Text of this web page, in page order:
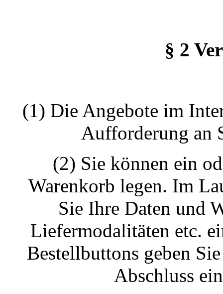
§ 2
(1) Die Angebote im
Aufforderung an
(2) Sie können ein
Warenkorb legen. Im
Sie Ihre Daten und
Liefermodalitäten etc.
Bestellbuttons geben
Abschluss